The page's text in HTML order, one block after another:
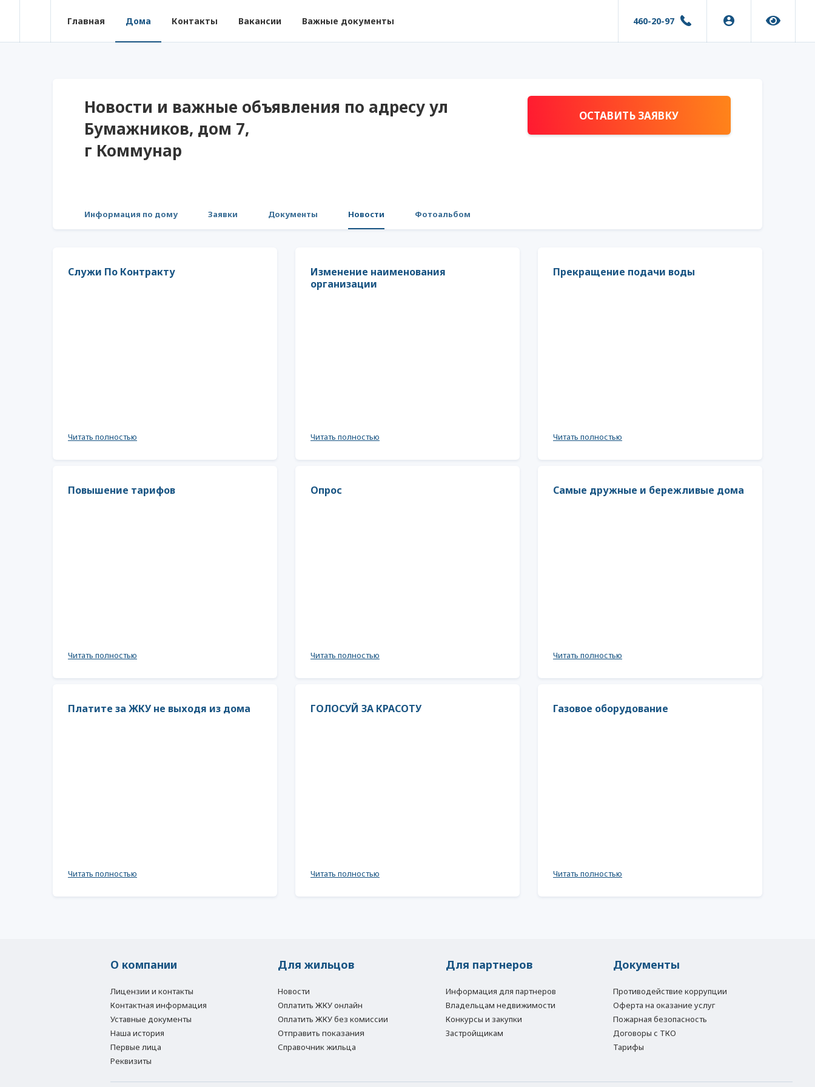
Главная Дома Контакты Вакансии Важные документы 460-20-97
Новости и важные объявления по адресу ул
Бумажников, дом 7,
г Коммунар
ОСТАВИТЬ ЗАЯВКУ
Информация по дому Заявки Документы Новости Фотоальбом
Служи По Контракту
Читать полностью
Изменение наименования
организации
Читать полностью
Прекращение подачи воды
Читать полностью
Повышени​е тарифов
Читать полностью
Опрос
Читать полностью
Самые дружные и бережливые дома
Читать полностью
Платите за ЖКУ не выходя из дома
Читать полностью
ГОЛОСУЙ ЗА КРАСОТУ
Читать полностью
Газовое оборудование
Читать полностью
О компании
Лицензии и контакты
Контактная информация
Уставные документы
Наша история
Первые лица
Реквизиты
Для жильцов
Новости
Оплатить ЖКУ онлайн
Оплатить ЖКУ без комиссии
Отправить показания
Справочник жильца
Для партнеров
Информация для партнеров
Владельцам недвижимости
Конкурсы и закупки
Застройщикам
Документы
Противодействие коррупции
Оферта на оказание услуг
Пожарная безопасность
Договоры с ТКО
Тарифы